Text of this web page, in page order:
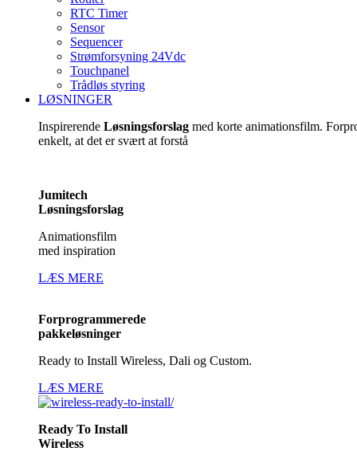
RTC Timer
Sensor
Sequencer
Strømforsyning 24Vdc
Touchpanel
Trådløs styring
LØSNINGER
Inspirerende Løsningsforslag med korte animationsfilm.
enkelt, at det er svært at forstå
Jumitech
Løsningsforslag
Animationsfilm
med inspiration
LÆS MERE
Forprogrammerede
pakkeløsninger
Ready to Install Wireless, Dali og Custom.
LÆS MERE
Ready To Install
Wireless